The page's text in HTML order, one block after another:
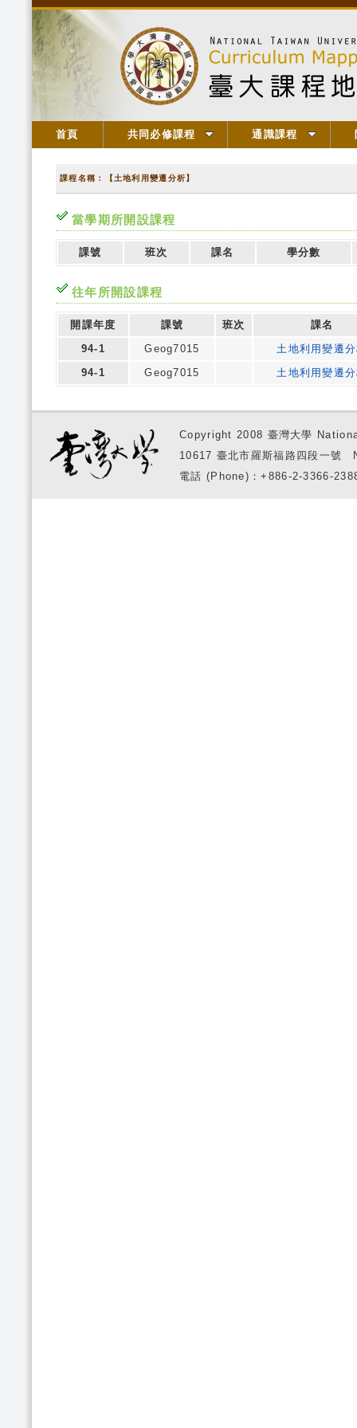
首頁 共同必修課程 通識課程
課程名稱：【土地利用變遷分析】
當學期所開設課程
課號 班次 課名 學分數
往年所開設課程
開課年度 課號 班次
課名
94-1
Geog7015
土地利用變遷
94-1
Geog7015 土地利用變遷
Copyright 2008 臺灣大學
10617 臺北市羅斯福路四段一
電話 (Phone)：+886-2-3366-